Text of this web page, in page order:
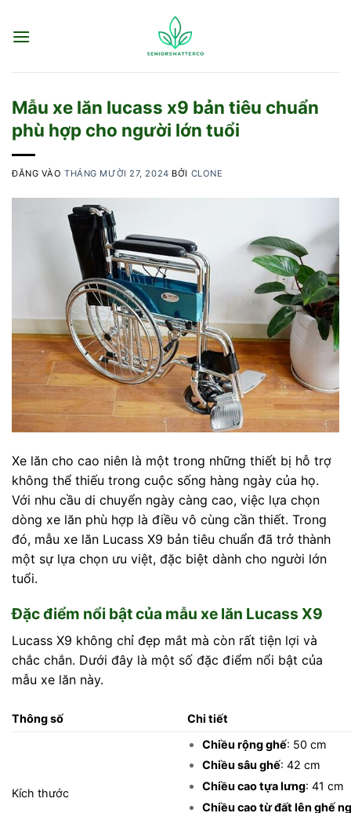
qua
Mẫu xe lăn lucass x9 bản tiêu chuẩn
phù hợp cho người lớn tuổi
ĐĂNG VÀOTHÁNG MƯỜI 27, 2024 BỞI CLONE
Xe lăn cho cao niên là một trong những thiết bị hỗ trợ
không thể thiếu trong cuộc sống hàng ngày của họ.
Với nhu cầu di chuyển ngày càng cao, việc lựa chọn
dòng xe lăn phù hợp là điều vô cùng cần thiết. Trong
đó, mẫu xe lăn Lucass X9 bản tiêu chuẩn đã trở thành
một sự lựa chọn ưu việt, đặc biệt dành cho người lớn
tuổi.
Đặc điểm nổi bật của mẫu xe lăn Lucass X9
Lucass X9 không chỉ đẹp mắt mà còn rất tiện lợi và
chắc chắn. Dưới đây là một số đặc điểm nổi bật của
mẫu xe lăn này.
Thông số Chi tiết
Kích thước
Chiều rộng ghế: 50 cm
Chiều sâu ghế: 42 cm
Chiều cao tựa lưng: 41 cm
Chiều cao từ đất lên ghế